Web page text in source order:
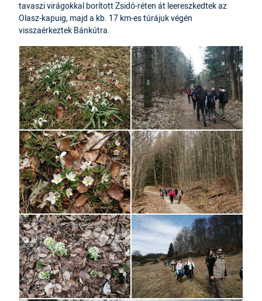
tavaszi virágokkal borított Zsidó-réten át leereszkedtek az
Olasz-kapuig, majd a kb. 17 km-es túrájuk végén
visszaérkeztek Bánkútra.